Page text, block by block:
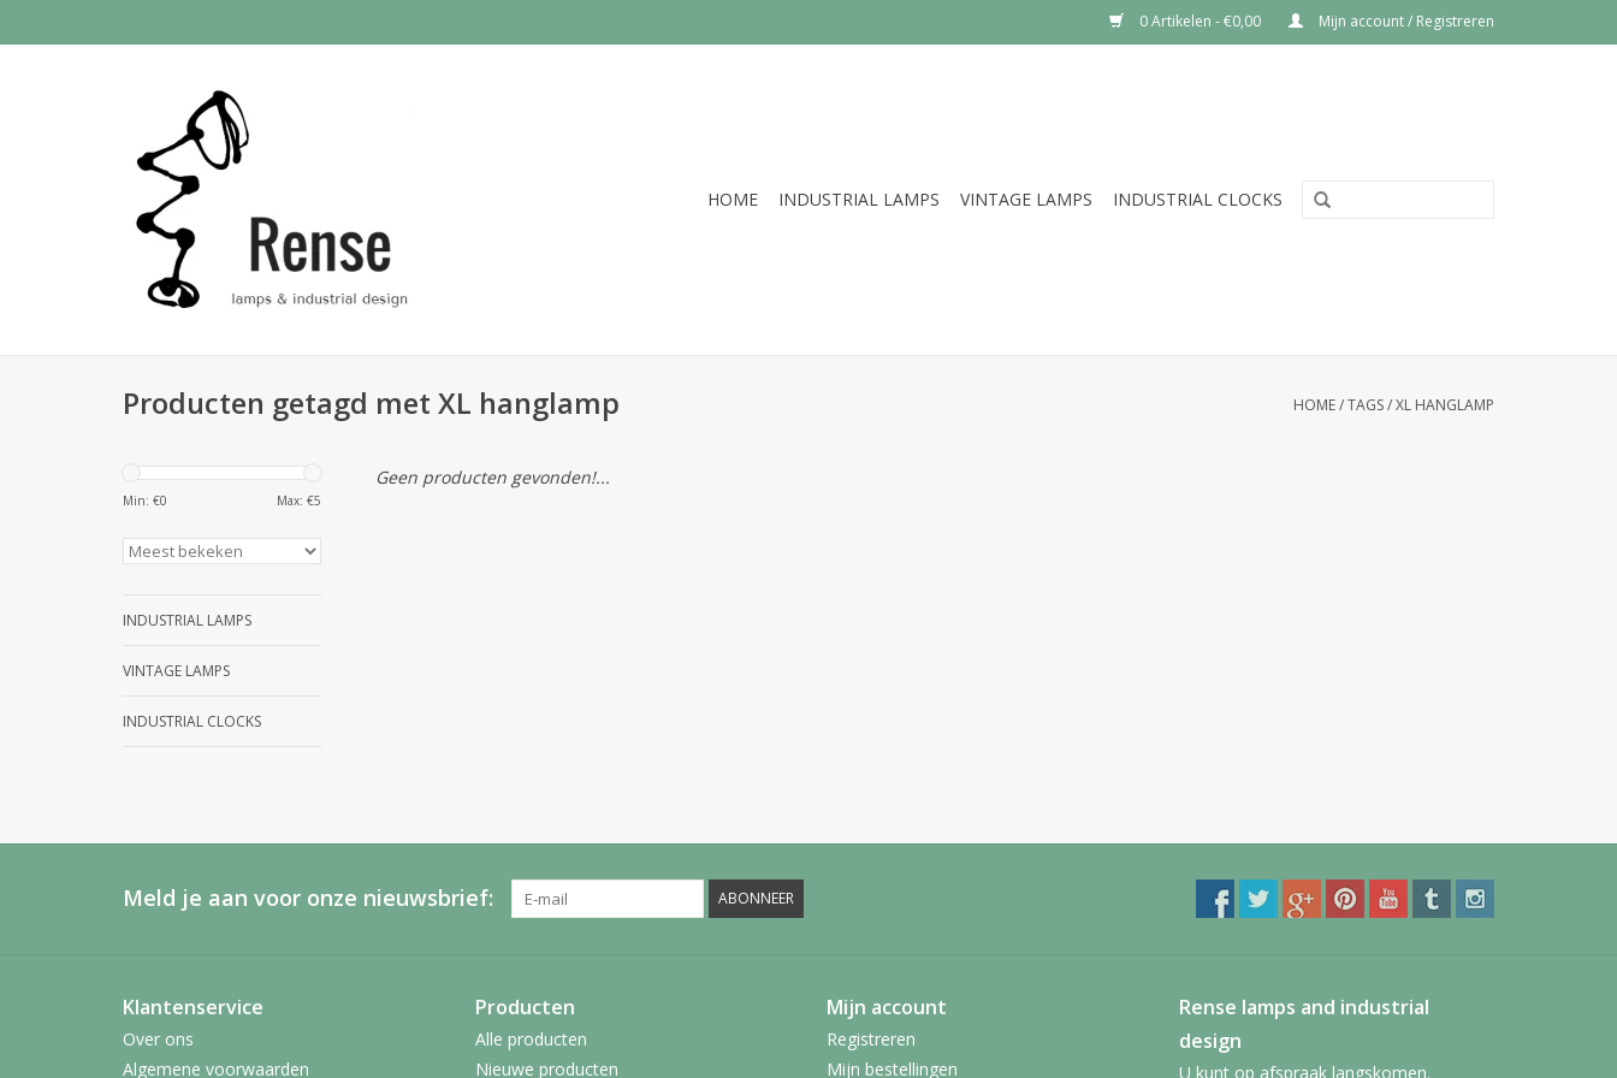
0 Artikelen - €0,00 Mijn account / Registreren
HOME INDUSTRIAL LAMPS VINTAGE LAMPS INDUSTRIAL CLOCKS
Producten getagd met XL hanglamp HOME/TAGS/XL HANGLAMP
Min: €0 Max: €5
INDUSTRIAL LAMPS
VINTAGE LAMPS
INDUSTRIAL CLOCKS
Geen producten gevonden!...
Meld je aan voor onze nieuwsbrief: ABONNEER
Klantenservice
Over ons
Algemene voorwaarden
Producten
Alle producten
Nieuwe producten
Mijn account
Registreren
Mijn bestellingen
Rense lamps and industrial
design
U kunt op afspraak langskomen.